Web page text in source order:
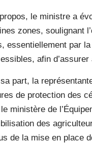
le ministre a
zones, soulignant
essentiellement par
afin
part, la
de protection des
ministère de
des
de la mise en place